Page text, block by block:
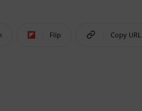
Flip Copy URL